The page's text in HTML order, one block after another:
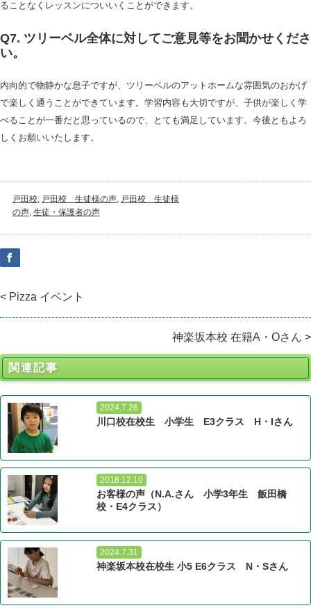
ることなくレッスンについいくことができます。
Q7. ツリーベル全体に対してご意見等をお聞かせくださ
い。
内向的で物静かな息子ですが、ツリーベルのアットホームな雰囲気のおかげ
で楽しく通うことができています。学習内容も大切ですが、子供が楽しく学
べることが一番だと思っているので、とても満足しています。今後ともよろ
しくお願いいたします。
戸田校, 戸田校＿生徒様の声, 戸田校＿生徒様
の声, 生徒・保護者の声
< Pizza イベント
神楽坂本校 在籍A・Oさん >
関連記事
2024.7.26
川口校在校生 小学生 E3クラス H・Iさん
2018.12.10
お客様の声（N.A.さん 小学3年生 飯田橋
校・E4クラス）
2024.7.31
神楽坂本校在校生 小5 E6クラス N・Sさん